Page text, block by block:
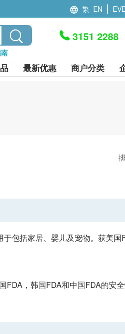
繁 EN
3151 2288
最新优惠 商户分类
包括家居、婴儿及宠物。获美
FDA，韩国FDA和中国FDA的安